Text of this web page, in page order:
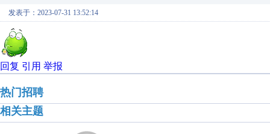
发表于：2023-07-31 13:52:14
回复 引用 举报
热门招聘
相关主题